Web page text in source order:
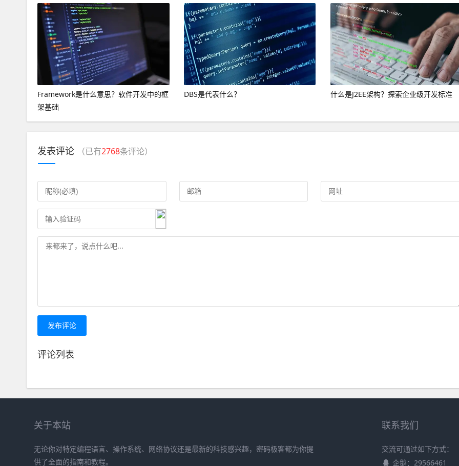
Framework是什么意思？软件开发中的框
架基础
DBS是代表什么？ 什么是J2EE架构？探索企业级开发标准
发表评论 （已有2768条评论）
发布评论
评论列表
关于本站
无论你对特定编程语言、操作系统、网络协议还是最新的科技感兴趣，密码极客都为你提
供了全面的指南和教程。
联系我们
交流可通过如下方式：
企鹅：29566461